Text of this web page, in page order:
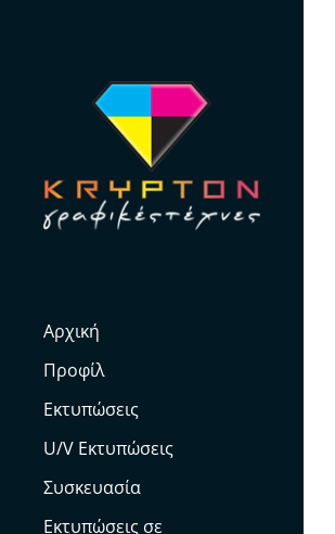
Αρχική
Προφίλ
Εκτυπώσεις
U/V Εκτυπώσεις
Συσκευασία
Εκτυπώσεις σε